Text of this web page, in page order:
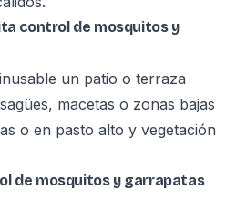
control de mosquitos y
un patio o terraza
macetas o zonas bajas
o en pasto alto y vegetación
de mosquitos y garrapatas